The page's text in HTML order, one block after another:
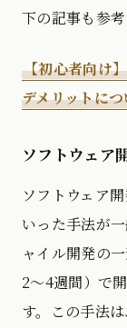
下の記事も参考
【初心者向け
デメリットに
ソフトウェア
ソフトウェア
いった手法が
ャイル開発の
2〜4週間）で
す。この手法